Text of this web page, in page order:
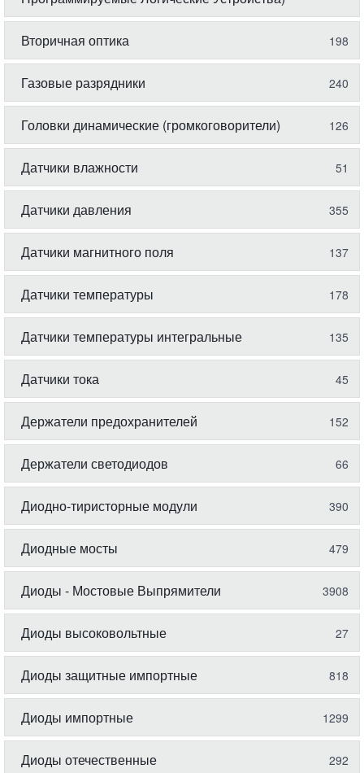
Вторичная оптика 198
Газовые разрядники 240
Головки динамические (громкоговорители) 126
Датчики влажности 51
Датчики давления 355
Датчики магнитного поля 137
Датчики температуры 178
Датчики температуры интегральные 135
Датчики тока 45
Держатели предохранителей 152
Держатели светодиодов 66
Диодно-тиристорные модули 390
Диодные мосты 479
Диоды - Мостовые Выпрямители 3908
Диоды высоковольтные 27
Диоды защитные импортные 818
Диоды импортные 1299
Диоды отечественные 292